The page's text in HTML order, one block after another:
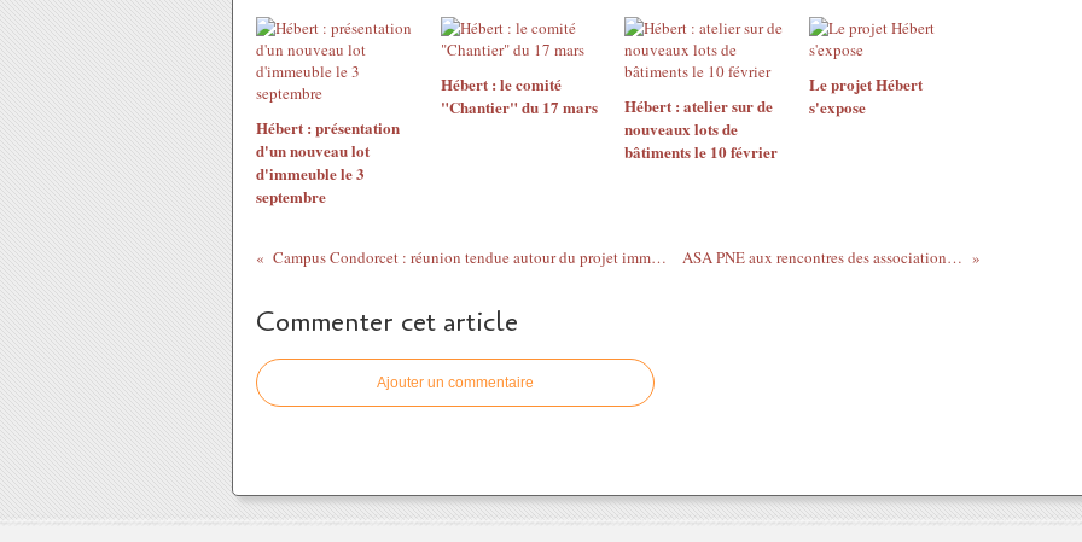
Hébert : présentation
d'un nouveau lot
d'immeuble le 3
septembre
Hébert : le comité
"Chantier" du 17 mars
Hébert : atelier sur de
nouveaux lots de
bâtiments le 10 février
Le projet Hébert
s'expose
Campus Condorcet : réunion tendue autour du projet immobilier de l'EHESS ASA PNE aux rencontres des associations de FNE Paris
Commenter cet article
Ajouter un commentaire